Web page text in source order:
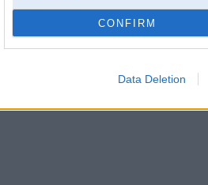
CONFIRM
Data Deletion